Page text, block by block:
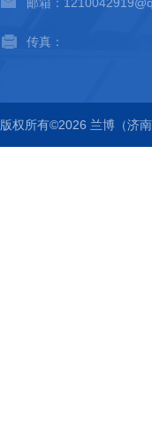
传真：
版权所有©2026 兰博（济